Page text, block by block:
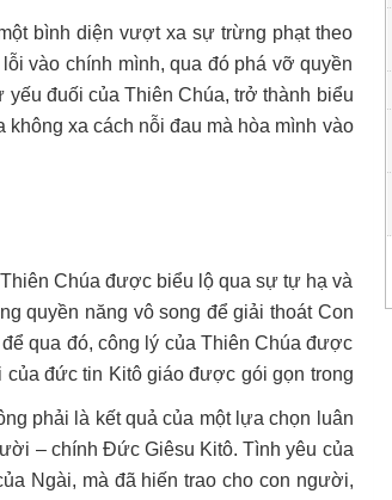
bình diện vượt xa sự trừng phạt theo
vào chính mình, qua đó phá vỡ quyền
đuối của Thiên Chúa, trở thành biểu
xa cách nỗi đau mà hòa mình vào
Chúa được biểu lộ qua sự tự hạ và
quyền năng vô song để giải thoát Con
qua đó, công lý của Thiên Chúa được
đức tin Kitô giáo được gói gọn trong
phải là kết quả của một lựa chọn luân
– chính Đức Giêsu Kitô. Tình yêu của
Ngài, mà đã hiến trao cho con người,